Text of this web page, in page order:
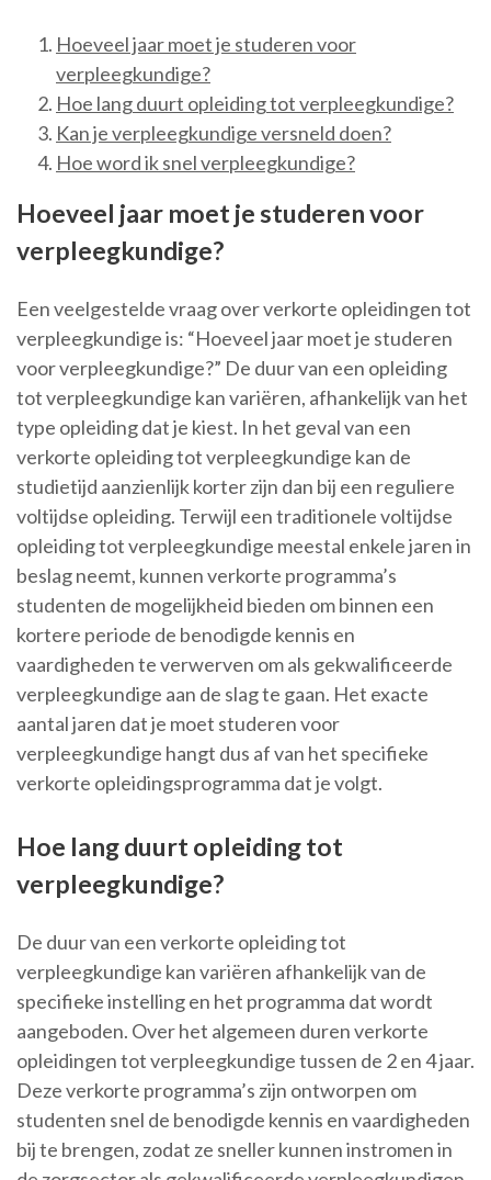
Hoeveel jaar moet je studeren voor
verpleegkundige?
Hoe lang duurt opleiding tot verpleegkundige?
Kan je verpleegkundige versneld doen?
Hoe word ik snel verpleegkundige?
Hoeveel jaar moet je studeren voor
verpleegkundige?
Een veelgestelde vraag over verkorte opleidingen tot
verpleegkundige is: “Hoeveel jaar moet je studeren
voor verpleegkundige?” De duur van een opleiding
tot verpleegkundige kan variëren, afhankelijk van het
type opleiding dat je kiest. In het geval van een
verkorte opleiding tot verpleegkundige kan de
studietijd aanzienlijk korter zijn dan bij een reguliere
voltijdse opleiding. Terwijl een traditionele voltijdse
opleiding tot verpleegkundige meestal enkele jaren in
beslag neemt, kunnen verkorte programma’s
studenten de mogelijkheid bieden om binnen een
kortere periode de benodigde kennis en
vaardigheden te verwerven om als gekwalificeerde
verpleegkundige aan de slag te gaan. Het exacte
aantal jaren dat je moet studeren voor
verpleegkundige hangt dus af van het specifieke
verkorte opleidingsprogramma dat je volgt.
Hoe lang duurt opleiding tot
verpleegkundige?
De duur van een verkorte opleiding tot
verpleegkundige kan variëren afhankelijk van de
specifieke instelling en het programma dat wordt
aangeboden. Over het algemeen duren verkorte
opleidingen tot verpleegkundige tussen de 2 en 4 jaar.
Deze verkorte programma’s zijn ontworpen om
studenten snel de benodigde kennis en vaardigheden
bij te brengen, zodat ze sneller kunnen instromen in